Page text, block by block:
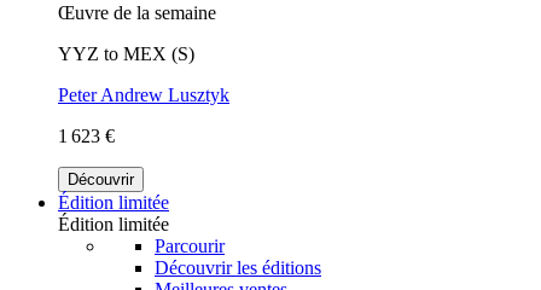
Œuvre de la semaine
YYZ to MEX (S)
Peter Andrew Lusztyk
1 623 €
Découvrir
Édition limitée
Édition limitée
Parcourir
Découvrir les éditions